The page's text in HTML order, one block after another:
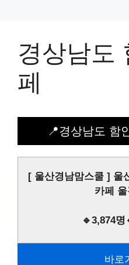
경상남도
페
📍경상남도 함
[ 울산경남맘스쿨 ] 울
카페
🔹3,874명
바로